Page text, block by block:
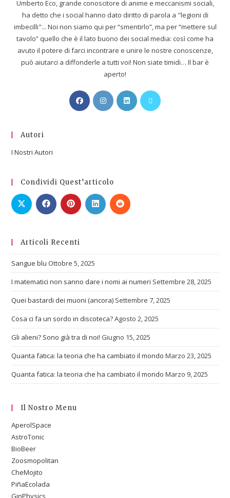
Umberto Eco, grande conoscitore di anime e meccanismi sociali,
ha detto che i social hanno dato diritto di parola a "legioni di
imbecilli"... Noi non siamo qui per “smentirlo”, ma per “mettere sul
tavolo” quello che è il lato buono dei social media: così come ha
avuto il potere di farci incontrare e unire le nostre conoscenze,
può aiutarci a diffonderle a tutti voi! Non siate timidi… Il bar è
aperto!
Autori
I Nostri Autori
Condividi Quest’articolo
Articoli Recenti
Sangue blu Ottobre 5, 2025
I matematici non sanno dare i nomi ai numeri Settembre 28, 2025
Quei bastardi dei muoni (ancora) Settembre 7, 2025
Cosa ci fa un sordo in discoteca?Agosto 2, 2025
Gli alieni? Sono già tra di noi! Giugno 15, 2025
Quanta fatica: la teoria che ha cambiato il mondo Marzo 23, 2025
Quanta fatica: la teoria che ha cambiato il mondo Marzo 9, 2025
Il Nostro Menu
AperolSpace
AstroTonic
BioBeer
Zoosmopolitan
CheMojito
PiñaEcolada
GinPhysics